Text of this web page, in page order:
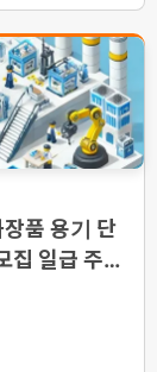
품 용기 단
집 일급 주급